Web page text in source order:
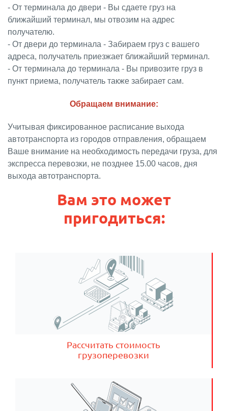
- От терминала до двери - Вы сдаете груз на
ближайший терминал, мы отвозим на адрес
получателю.
- От двери до терминала - Забираем груз с вашего
адреса, получатель приезжает ближайший терминал.
- От терминала до терминала - Вы привозите груз в
пункт приема, получатель также забирает сам.
Обращаем внимание:
Учитывая фиксированное расписание выхода
автотранспорта из городов отправления, обращаем
Ваше внимание на необходимость передачи груза, для
экспресса перевозки, не позднее 15.00 часов, дня
выхода автотранспорта.
Вам это может
пригодиться:
Рассчитать стоимость
грузоперевозки